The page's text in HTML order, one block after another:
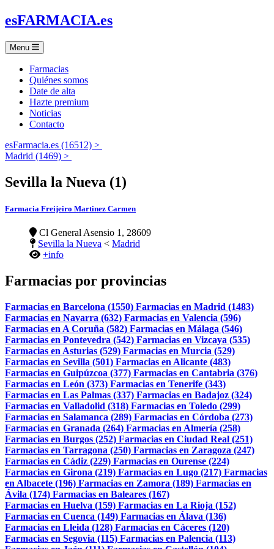
esFARMACIA.es
Menu
Farmacias
Quiénes somos
Date de alta
Hazte premium
Noticias
Contacto
esFarmacia.es (16512) >
Madrid (1469) >
Sevilla la Nueva (1)
Farmacia Freijeiro Martinez Carmen
Cl General Asensio 1, 28609
Sevilla la Nueva < Madrid
+info
Farmacias por provincias
Farmacias en Barcelona (1550) Farmacias en Madrid (1483)
Farmacias en Navarra (632) Farmacias en Valencia (596)
Farmacias en A Coruña (582) Farmacias en Málaga (546)
Farmacias en Pontevedra (542) Farmacias en Vizcaya (535)
Farmacias en Asturias (529) Farmacias en Murcia (529)
Farmacias en Sevilla (501) Farmacias en Alicante (483)
Farmacias en Guipúzcoa (377) Farmacias en Cantabria (376)
Farmacias en León (373) Farmacias en Tenerife (343)
Farmacias en Las Palmas (337) Farmacias en Badajoz (324)
Farmacias en Valladolid (318) Farmacias en Toledo (299)
Farmacias en Salamanca (289) Farmacias en Córdoba (273)
Farmacias en Granada (264) Farmacias en Almería (258)
Farmacias en Burgos (252) Farmacias en Ciudad Real (251)
Farmacias en Tarragona (250) Farmacias en Zaragoza (247)
Farmacias en Cádiz (229) Farmacias en Ourense (224)
Farmacias en Girona (219) Farmacias en Lugo (217) Farmacias
en Albacete (196) Farmacias en Zamora (189) Farmacias en
Ávila (174) Farmacias en Baleares (167)
Farmacias en Huelva (159) Farmacias en La Rioja (152)
Farmacias en Cuenca (149) Farmacias en Álava (136)
Farmacias en Lleida (128) Farmacias en Cáceres (120)
Farmacias en Segovia (115) Farmacias en Palencia (113)